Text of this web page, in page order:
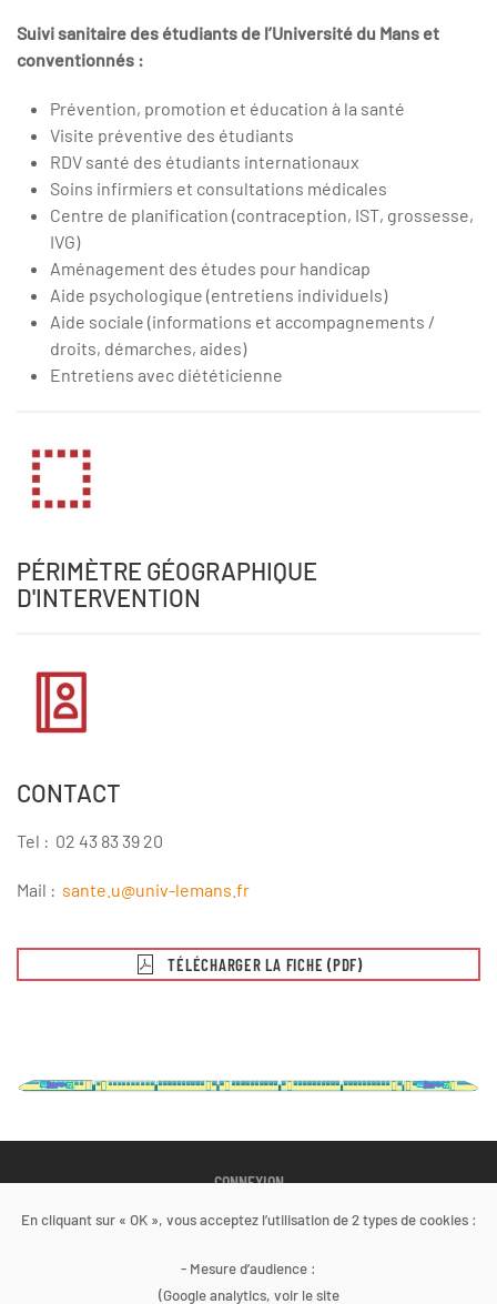
Suivi sanitaire des étudiants de l’Université du Mans et
conventionnés :
Prévention, promotion et éducation à la santé
Visite préventive des étudiants
RDV santé des étudiants internationaux
Soins infirmiers et consultations médicales
Centre de planification (contraception, IST, grossesse,
IVG)
Aménagement des études pour handicap
Aide psychologique (entretiens individuels)
Aide sociale (informations et accompagnements /
droits, démarches, aides)
Entretiens avec diététicienne
PÉRIMÈTRE GÉOGRAPHIQUE
D'INTERVENTION
CONTACT
Tel : 02 43 83 39 20
Mail : sante.u@univ-lemans.fr
TÉLÉCHARGER LA FICHE (PDF)
CONNEXION
Site Internet développé en partenariat avec le
En cliquant sur « OK », vous acceptez l’utilisation de 2 types de cookies :
- Mesure d’audience :
(Google analytics, voir le site